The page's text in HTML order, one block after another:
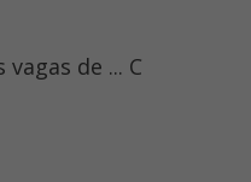
de ... C